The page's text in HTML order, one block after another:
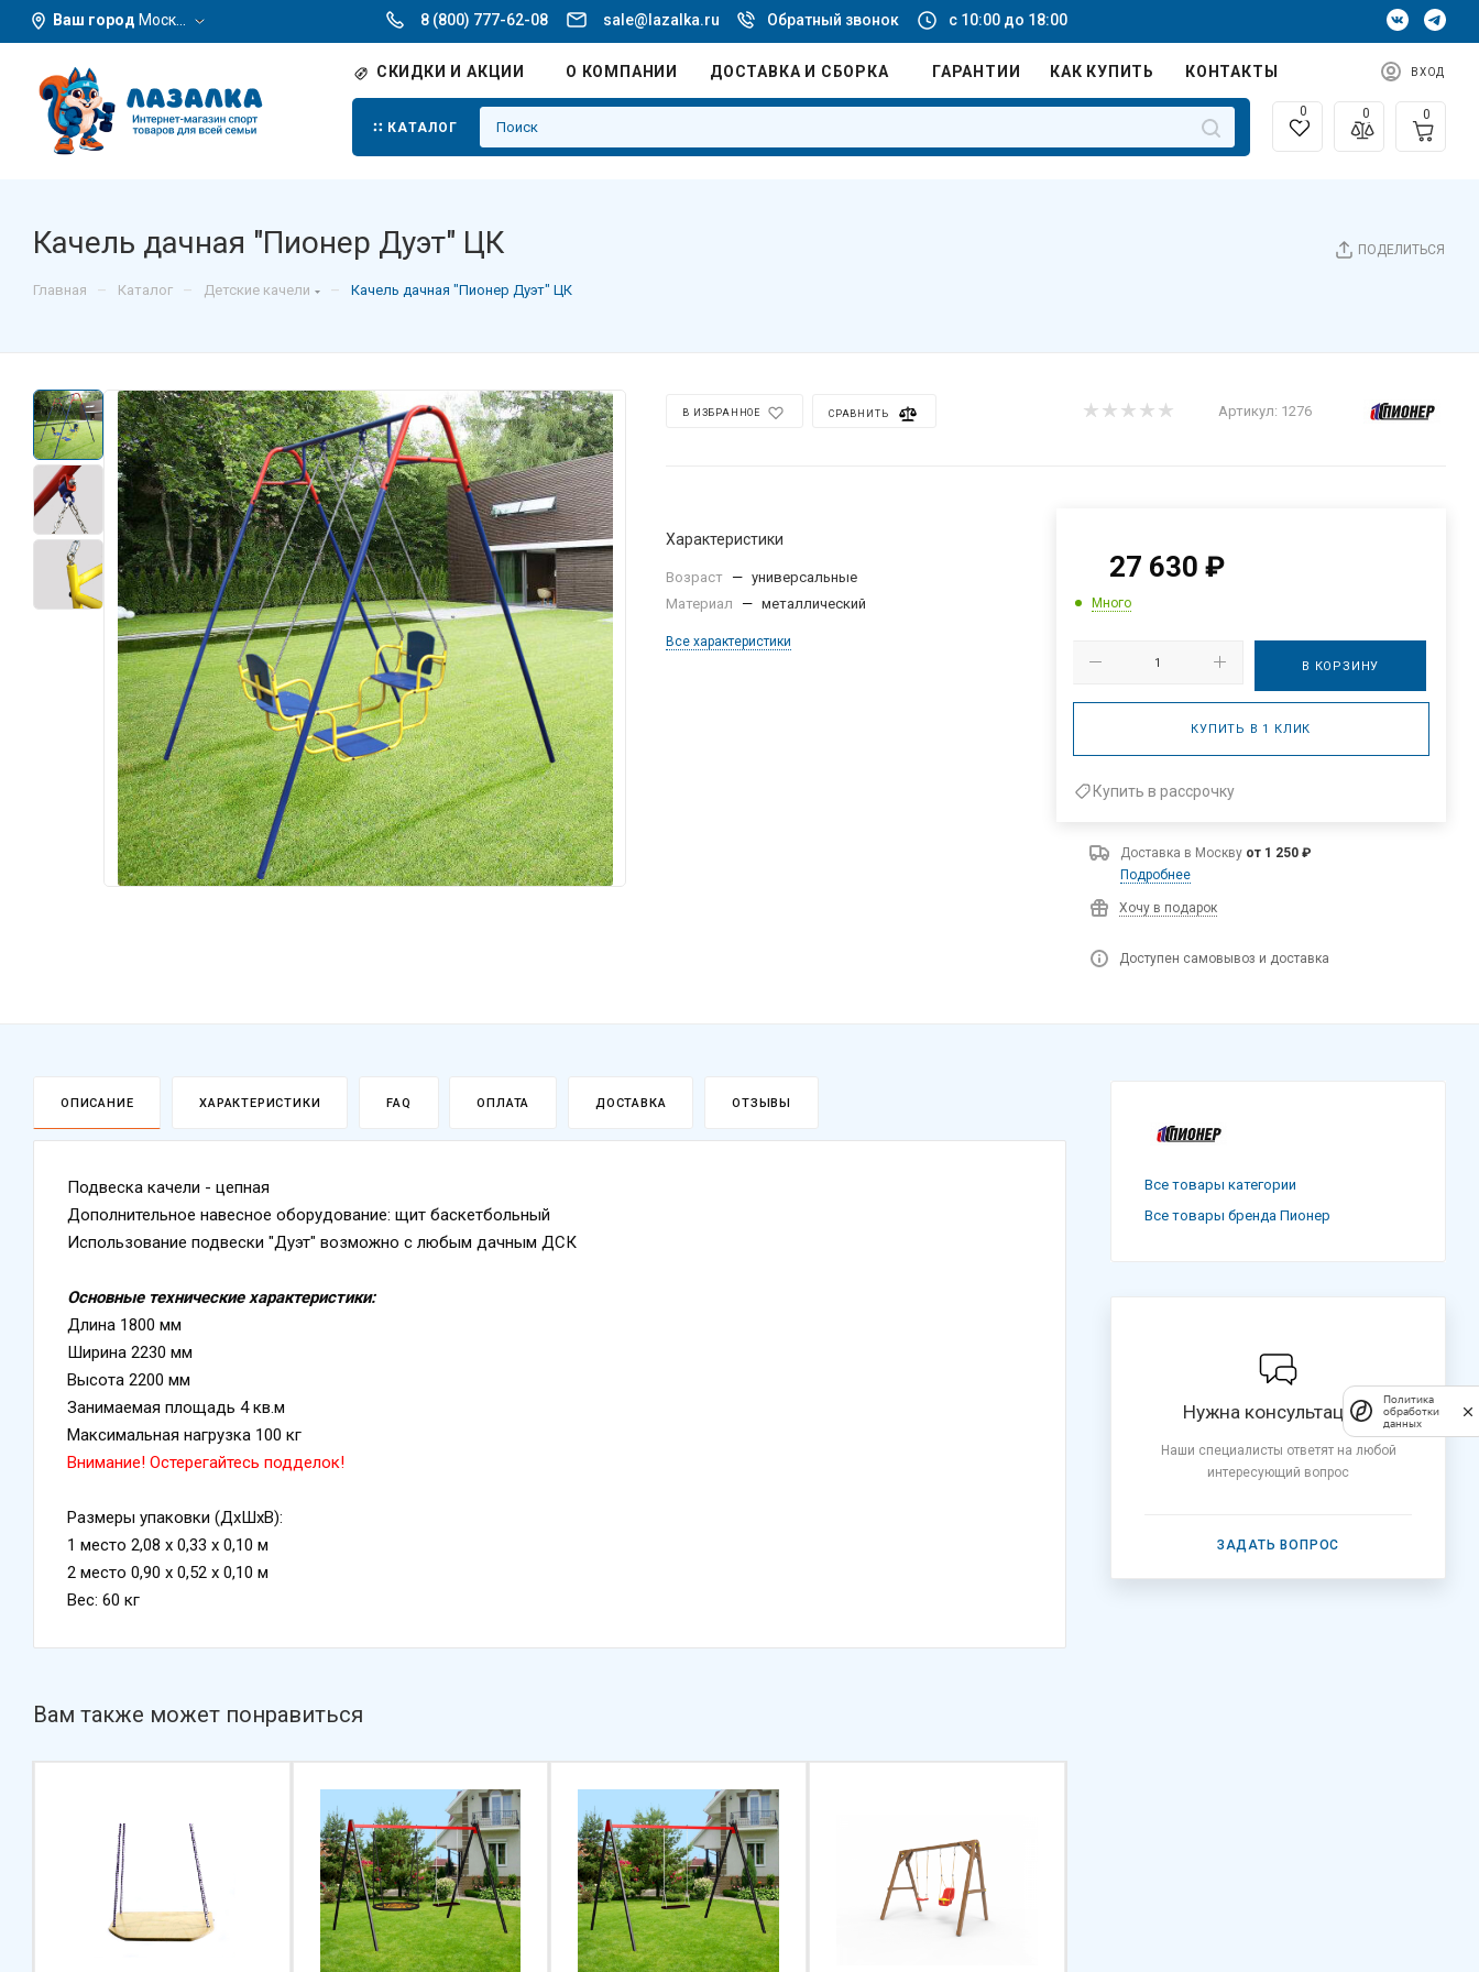
Ваш город Москва 8 (800) 777-62-08 sale@lazalka.ru Обратный звонок с 10:00 до 18:00
СКИДКИ И АКЦИИ О КОМПАНИИ ДОСТАВКА И СБОРКА ГАРАНТИИ КАК КУПИТЬ КОНТАКТЫ ВХОД
КАТАЛОГ
0 0 0
ПОДЕЛИТЬСЯ
Качель дачная "Пионер Дуэт" ЦК
Главная – Каталог – Детские качели – Качель дачная "Пионер Дуэт" ЦК
В ИЗБРАННОЕ СРАВНИТЬ Артикул: 1276
Характеристики
Возраст — универсальные
Материал
— металлический
Все характеристики
27 630 ₽
Много
В КОРЗИНУ
КУПИТЬ В 1 КЛИК
Купить в рассрочку
Доставка в Москву от 1 250 ₽
Подробнее
Хочу в подарок
Доступен самовывоз и доставка
ОПИСАНИЕ ХАРАКТЕРИСТИКИ FAQ ОПЛАТА ДОСТАВКА ОТЗЫВЫ
Подвеска качели - цепная
Дополнительное навесное оборудование: щит баскетбольный
Использование подвески "Дуэт" возможно с любым дачным ДСК
Основные технические характеристики:
Длина 1800 мм
Ширина 2230 мм
Высота 2200 мм
Занимаемая площадь 4 кв.м
Максимальная нагрузка 100 кг
Внимание! Остерегайтесь подделок!
Размеры упаковки (ДхШхВ):
1 место 2,08 х 0,33 х 0,10 м
2 место 0,90 х 0,52 х 0,10 м
Вес: 60 кг
Вам также может понравиться
Все товары категории
Все товары бренда Пионер
Нужна консультация?
Наши специалисты ответят на любой
интересующий вопрос
ЗАДАТЬ ВОПРОС
Политика
обработки
данных